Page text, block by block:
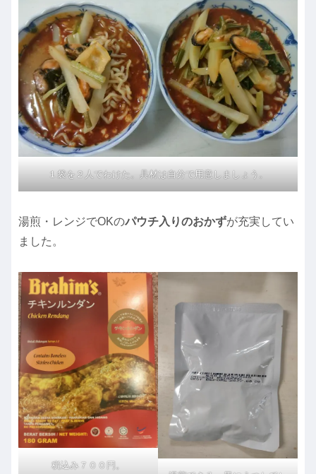
１袋を２人でわけた。具材は自分で用意しましょう。
湯煎・レンジでOKのパウチ入りのおかずが充実してい
ました。
税込み７００円。